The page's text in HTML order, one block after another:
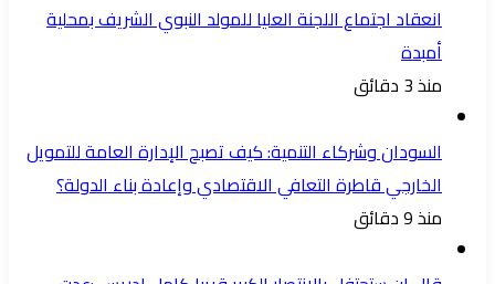
انعقاد اجتماع اللجنة العليا للمولد النبوي الشريف بمحلية
أمبدة
منذ 3 دقائق
السودان وشركاء التنمية: كيف تصبح الإدارة العامة للتمويل
الخارجي قاطرة التعافي الاقتصادي وإعادة بناء الدولة؟
منذ 9 دقائق